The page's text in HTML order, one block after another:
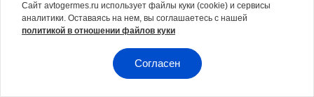
Для повышения удобства работы с сайтом и обеспечения его корректной
работы компания АвтоГЕРМЕСиспользует файлы куки (cookie)
идентифицируют Ваши личные данные. Вся информация является сугубо
конфиденциальной. При необходимости Вы можете отключить куки с
помощью настроек браузера.
Сайт avtogermes.ru использует файлы куки (cookie) и сервисы
аналитики. Оставаясь на нем, вы соглашаетесь с нашей
политикой в отношении файлов куки
Согласен